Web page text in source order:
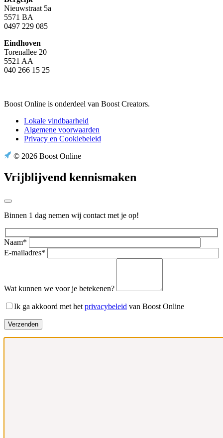
Nieuwstraat 5a
5571 BA
0497 229 085
Eindhoven
Torenallee 20
5521 AA
040 266 15 25
Boost Online is onderdeel van Boost Creators.
Lokale vindbaarheid
Algemene voorwaarden
Privacy en Cookiebeleid
© 2026 Boost Online
Vrijblijvend kennismaken
Binnen 1 dag nemen wij contact met je op!
Naam*
E-mailadres*
Wat kunnen we voor je betekenen?
Ik ga akkoord met het privacybeleid van Boost Online